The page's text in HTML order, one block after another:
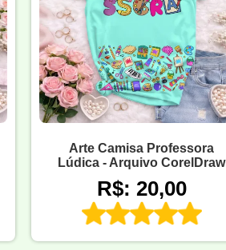
Arte Camisa Professora
Lúdica - Arquivo CorelDraw
R$: 20,00